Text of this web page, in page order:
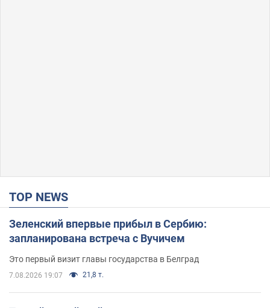
TOP NEWS
Зеленский впервые прибыл в Сербию:
запланирована встреча с Вучичем
Это первый визит главы государства в Белград
7.08.2026 19:07 21,8 т.